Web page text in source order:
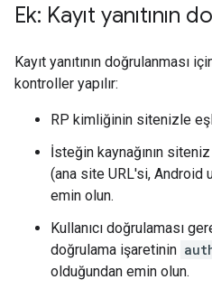
Ek: Kayıt yanıtının
Kayıt yanıtının doğrulanması
kontroller yapılır:
RP kimliğinin sitenizle
İsteğin kaynağının
(ana site URL'si, Android
emin olun.
Kullanıcı doğrulaması
doğrulama işaretinin
olduğundan emin olun.